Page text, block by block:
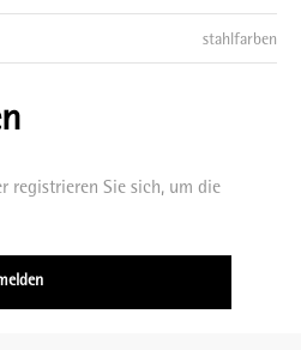
stahlfarben
registrieren Sie sich, um die